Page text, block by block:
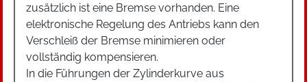
zusätzlich ist eine Bremse vorhanden. Eine
elektronische Regelung des Antriebs kann den
Verschleiß der Bremse minimieren oder
vollständig kompensieren.
In die Führungen der Zylinderkurve aus